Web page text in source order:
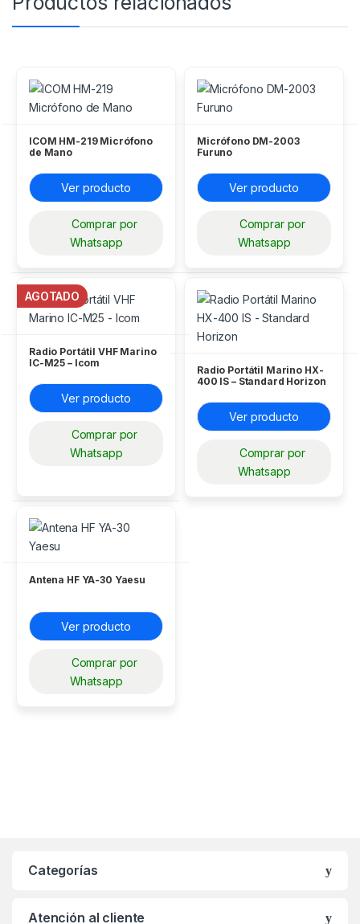
ICOM HM-219 Micrófono
de Mano
Ver producto
Comprar por
Whatsapp
Micrófono DM-2003
Furuno
Ver producto
Comprar por
Whatsapp
AGOTADO
Radio Portátil VHF Marino
IC-M25 – Icom
Ver producto
Comprar por
Whatsapp
Radio Portátil Marino HX-
400 IS – Standard Horizon
Ver producto
Comprar por
Whatsapp
Antena HF YA-30 Yaesu
Ver producto
Comprar por
Whatsapp
Categorías
Atención al cliente